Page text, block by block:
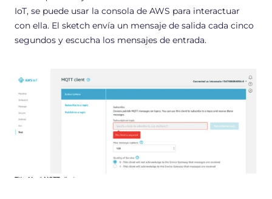
IoT, se puede usar la consola de AWS para interactuar
con ella. El sketch envía un mensaje de salida cada cinco
segundos y escucha los mensajes de entrada.